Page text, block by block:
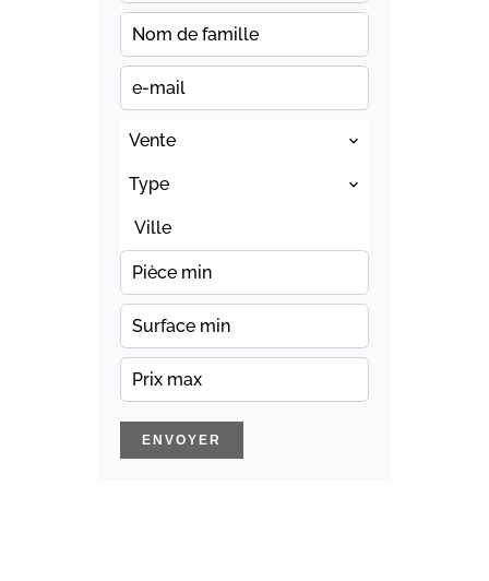
Vente
Type
Ville
ENVOYER